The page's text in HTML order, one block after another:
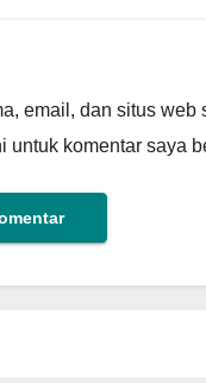
email, dan situs web
untuk komentar saya